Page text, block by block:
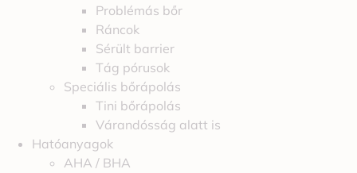
Problémás bőr
Ráncok
Sérült barrier
Tág pórusok
Speciális bőrápolás
Tini bőrápolás
Várandósság alatt is
Hatóanyagok
AHA / BHA